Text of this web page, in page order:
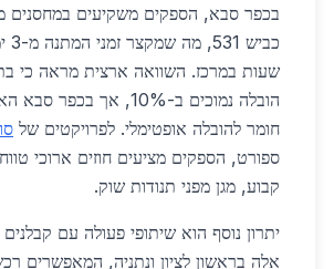
בכפר סבא, הספקים משקיעים במחסנים
שעות במרכז. השוואה ארצית מראה כי
הובלה נמוכים ב-10%, אך בכפר
חומר להובלה אופטימלי. לפרויקטים של
ספורט, הספקים מציעים חוזים ארוכי
קבוע, מגן מפני תנודות שוק.
יתרון נוסף הוא שיתופי פעולה עם
אלה בראשון לציון ונתניה, המאפשרים